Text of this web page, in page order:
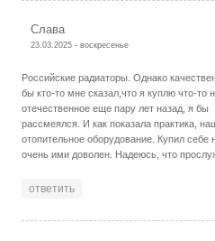
Слава
23.03.2025 - воскресенье
Российские радиаторы. Однако
бы кто-то мне сказал,что я куплю что-то
отечественное еще пару лет назад, я бы
рассмеялся. И как показала практика,
отопительное оборудование. Купил
очень ими доволен. Надеюсь, что
ответить